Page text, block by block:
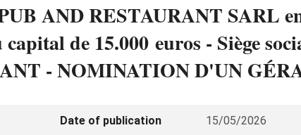
AND RESTAURANT SARL
de 15.000 euros - Siège
- NOMINATION D'UN
Date of publication 15/05/2026